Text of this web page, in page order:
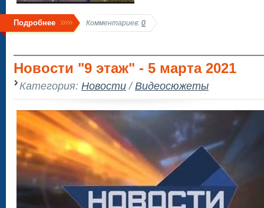
Подробнее Комментариев: 0
Новости "9 этаж" - 5 марта 2021
Категория: Новости/Видеосюжеты